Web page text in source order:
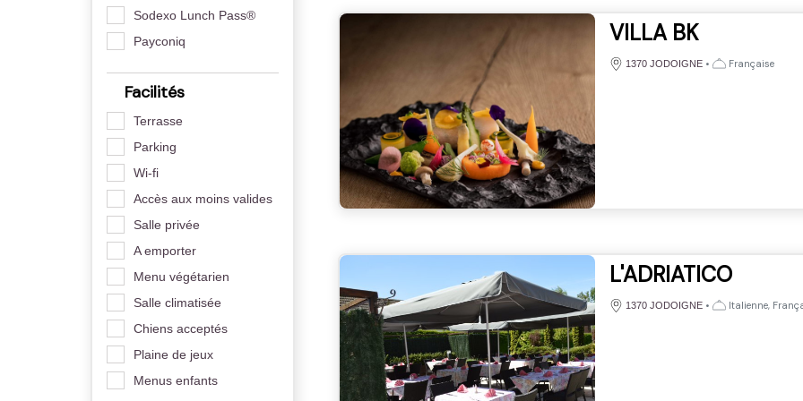
Sodexo Lunch Pass®
Payconiq
Facilités
Terrasse
Parking
Wi-fi
Accès aux moins valides
Salle privée
A emporter
Menu végétarien
Salle climatisée
Chiens acceptés
Plaine de jeux
Menus enfants
VILLA BK
1370 JODOIGNE • Française
L'ADRIATICO
1370 JODOIGNE • Italienne,